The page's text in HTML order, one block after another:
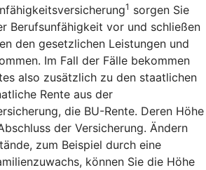
1 sorgen Sie
Berufsunfähigkeit vor und schließen
den gesetzlichen Leistungen und
Im Fall der Fälle bekommen
also zusätzlich zu den staatlichen
Rente aus der
die BU-Rente. Deren Höhe
der Versicherung. Ändern
zum Beispiel durch eine
können Sie die Höhe